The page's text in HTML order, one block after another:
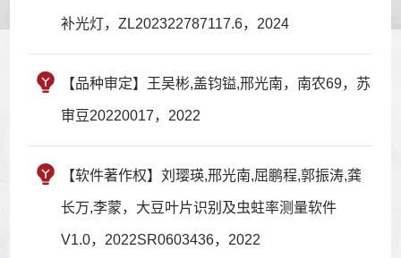
补光灯，ZL202322787117.6，2024
【品种审定】王吴彬,盖钧镒,邢光南，南农69，苏
审豆20220017，2022
【软件著作权】刘璎瑛,邢光南,屈鹏程,郭振涛,龚
长万,李蒙，大豆叶片识别及虫蛀率测量软件
V1.0，2022SR0603436，2022